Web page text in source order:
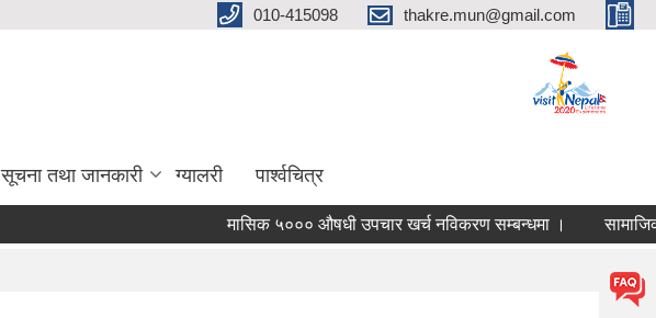
010-415098 thakre.mun@gmail.com
सूचना तथा जानकारी ग्यालरी पार्श्वचित्र
मासिक ५००० औषधी उपचार खर्च नविकरण सम्बन्धमा । सामाजिक